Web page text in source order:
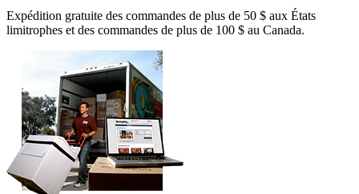
Expédition gratuite des commandes de plus de 50 $ aux États
limitrophes et des commandes de plus de 100 $ au Canada.